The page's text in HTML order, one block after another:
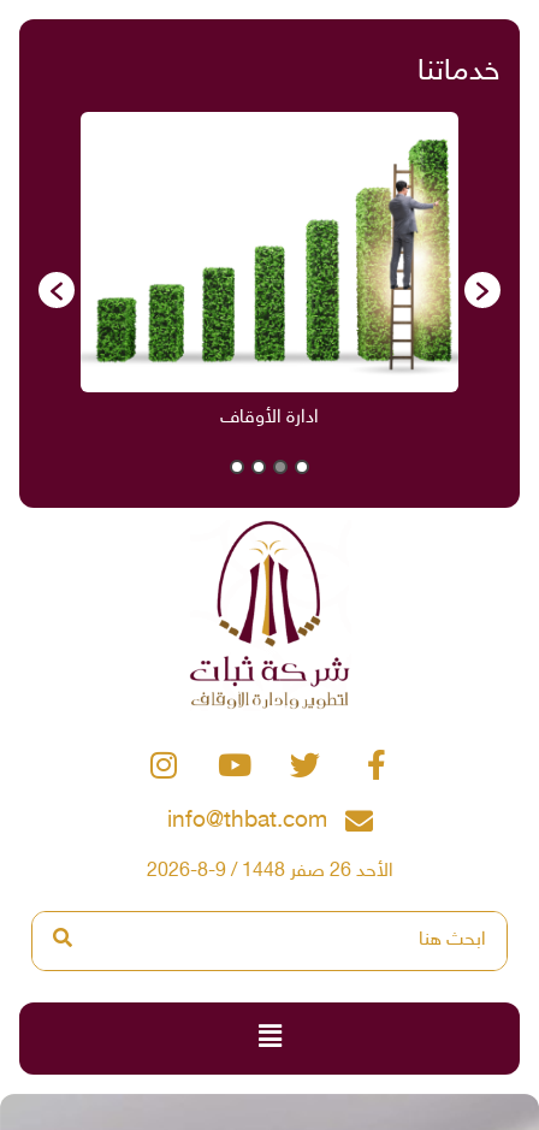
خدماتنا
ادارة الأوقاف
info@thbat.com
الأحد 26 صفر 1448 / 9-8-2026